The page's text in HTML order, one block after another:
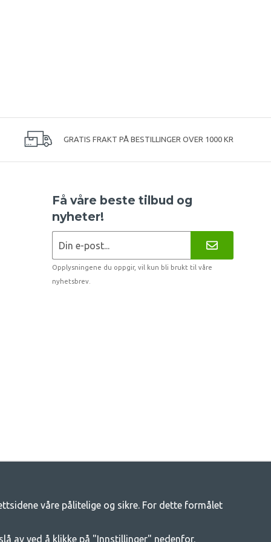
GRATIS FRAKT PÅ BESTILLINGER OVER 1000 KR
Få våre beste tilbud og
nyheter!
Opplysningene du oppgir, vil kun bli brukt til våre
nyhetsbrev.
våre pålitelige og sikre. For dette formålet
av ved å klikke på "Innstillinger" nedenfor.